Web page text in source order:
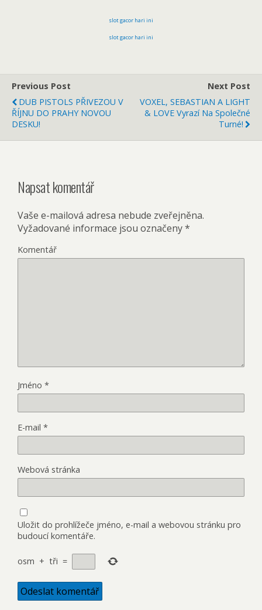
slot gacor hari ini
slot gacor hari ini
Previous Post
DUB PISTOLS PŘIVEZOU V
ŘÍJNU DO PRAHY NOVOU
DESKU!
Next Post
VOXEL, SEBASTIAN A LIGHT
& LOVE Vyrazí Na Společné
Turné!
Napsat komentář
Vaše e-mailová adresa nebude zveřejněna.
Vyžadované informace jsou označeny*
Komentář
Jméno *
E-mail *
Webová stránka
Uložit do prohlížeče jméno, e-mail a webovou stránku pro
budoucí komentáře.
osm + tři =